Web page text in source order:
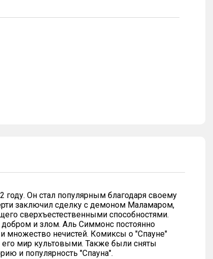
Он стал популярным благодаря своему
заключил сделку с демоном Маламаром,
сверхъестественными способностями.
и злом. Аль Симмонс постоянно
множество нечистей. Комиксы о "Спауне"
его мир культовыми. Также были сняты
и популярность "Спауна".